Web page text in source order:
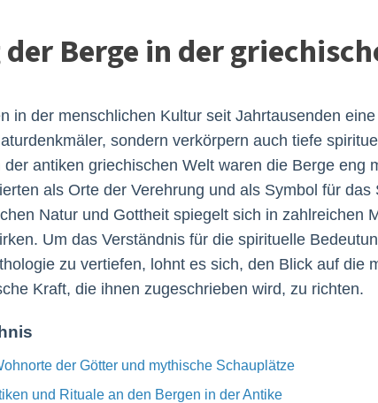
Berge in der
in der menschlichen Kultur seit Jahrtausenden
sondern verkörpern auch tiefe
der antiken griechischen Welt waren die Berge eng
als Orte der Verehrung und als Symbol für
Natur und Gottheit spiegelt sich in zahlreichen
Um das Verständnis für die spirituelle
zu vertiefen, lohnt es sich, den Blick auf die
Kraft, die ihnen zugeschrieben wird, zu richten.
der Götter und mythische Schauplätze
und Rituale an den Bergen in der Antike